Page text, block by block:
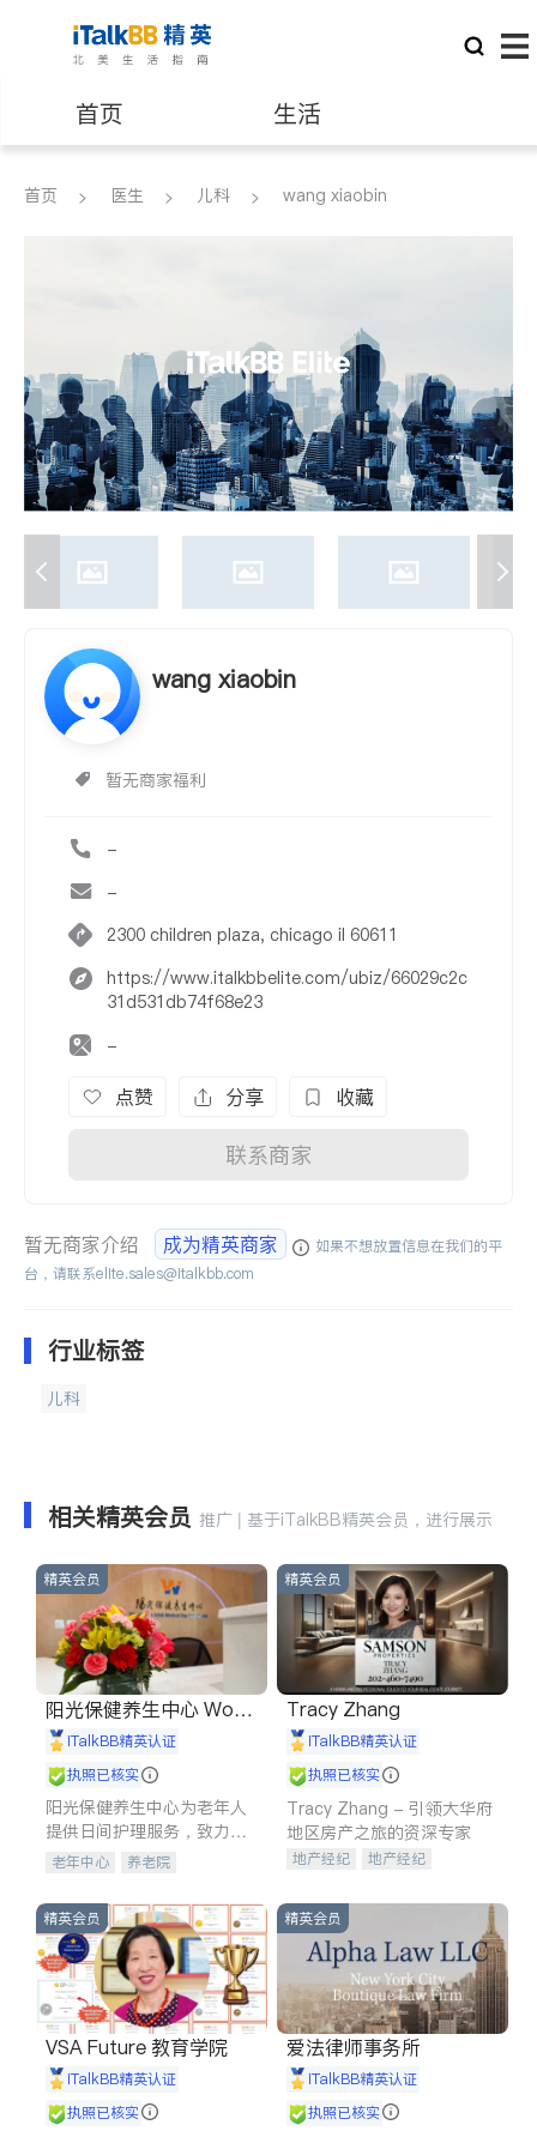
首页 生活
医生 律师
养老 非盈利组织
首页 医生 儿科 wang xiaobin
wang xiaobin
暂无商家福利
-
-
2300 children plaza, chicago il 60611
https://www.italkbbelite.com/ubiz/66029c2c
31d531db74f68e23
-
点赞 分享 收藏
联系商家
暂无商家介绍 成为精英商家
如果不想放置信息在我们的平
台，请联系elite.sales@italkbb.com
行业标签
儿科
相关精英会员 推广 | 基于iTalkBB精英会员，进行展示
精英会员
阳光保健养生中心 World
shine
iTalkBB精英认证
执照已核实
阳光保健养生中心为老年人
提供日间护理服务，致力于
通过持续的护理创新来有效
老年中心 养老院
精英会员
Tracy Zhang
iTalkBB精英认证
执照已核实
Tracy Zhang - 引领大华府
地区房产之旅的资深专家
地产经纪
地产经纪
商铺租售
精英会员
VSA Future 教育学院
iTalkBB精英认证
执照已核实
精英会员
爱法律师事务所
iTalkBB精英认证
执照已核实